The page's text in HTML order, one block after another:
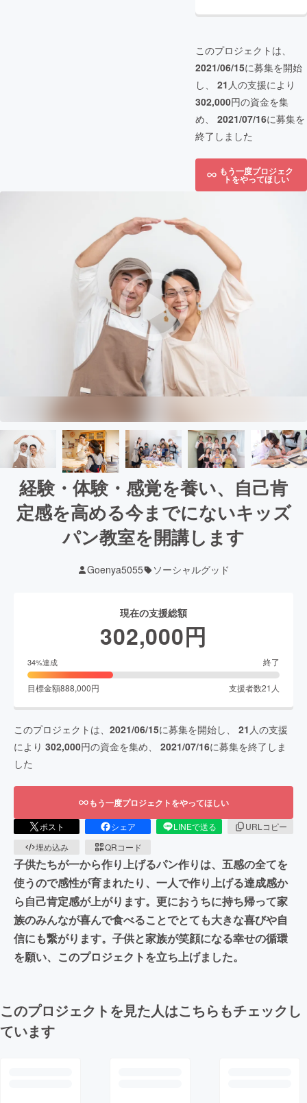
このプロジェクトは、
2021/06/15に募集を開始
し、 21 人の支援により
302,000円の資金を集
め、 2021/07/16に募集を
終了しました
もう一度プロジェク
トをやってほしい
経験・体験・感覚を養い、自己肯
定感を高める今までにないキッズ
パン教室を開講します
Goenya5055 ソーシャルグッド
現在の支援総額
302,000円
34%達成 終了
目標金額888,000円 支援者数21 人
このプロジェクトは、 2021/06/15に募集を開始し、 21 人の支援
により 302,000円の資金を集め、 2021/07/16に募集を終了しま
した
もう一度プロジェクトをやってほしい
ポスト シェア LINEで送る
URLコピー
埋め込み
QRコード
子供たちが一から作り上げるパン作りは、五感の全てを
使うので感性が育まれたり、一人で作り上げる達成感か
ら自己肯定感が上がります。更におうちに持ち帰って家
族のみんなが喜んで食べることでとても大きな喜びや自
信にも繋がります。子供と家族が笑顔になる幸せの循環
を願い、このプロジェクトを立ち上げました。
このプロジェクトを見た人はこちらもチェックし
ています